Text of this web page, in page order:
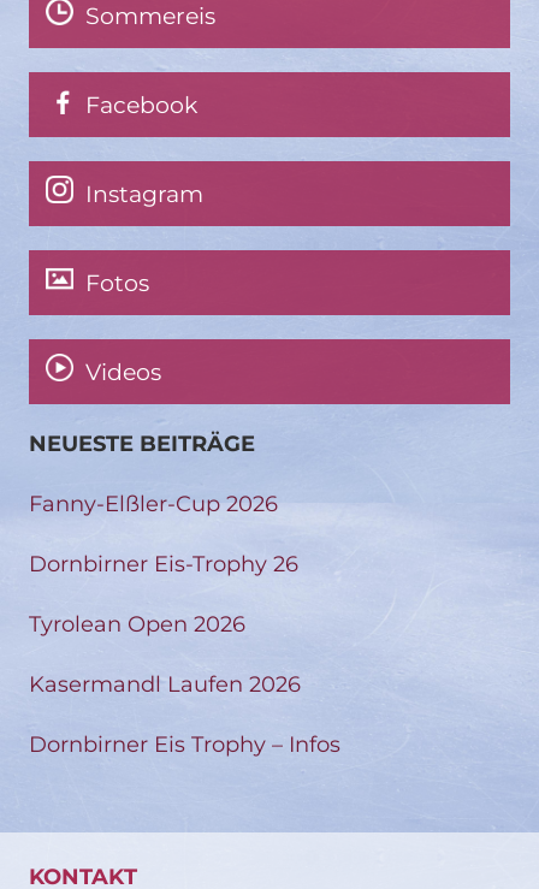
Sommereis
Facebook
Instagram
Fotos
Videos
NEUESTE BEITRÄGE
Fanny-Elßler-Cup 2026
Dornbirner Eis-Trophy 26
Tyrolean Open 2026
Kasermandl Laufen 2026
Dornbirner Eis Trophy – Infos
KONTAKT